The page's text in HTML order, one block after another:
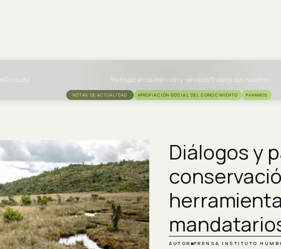
Consulta TransparenciaAtención y serviciosTrabaja con nosotros
NOTAS DE ACTUALIDAD APROPIACIÓN SOCIAL DEL CONOCIMIENTO PÁRAMOS
Diálogos y
AUTOR PRENSA INSTITUTO